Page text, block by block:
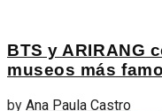
BTS y ARIRANG
museos más
by Ana Paula Castro